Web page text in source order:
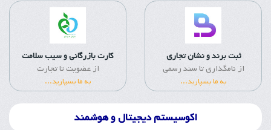
ثبت برند و نشان تجاری
از نامگذاری تا سند رسمی
به ما بسپارید...
کارت بازرگانی و سیب سلامت
از عضویت تا تجارت
به ما بسپارید...
اکوسیستم دیجیتال و هوشمند